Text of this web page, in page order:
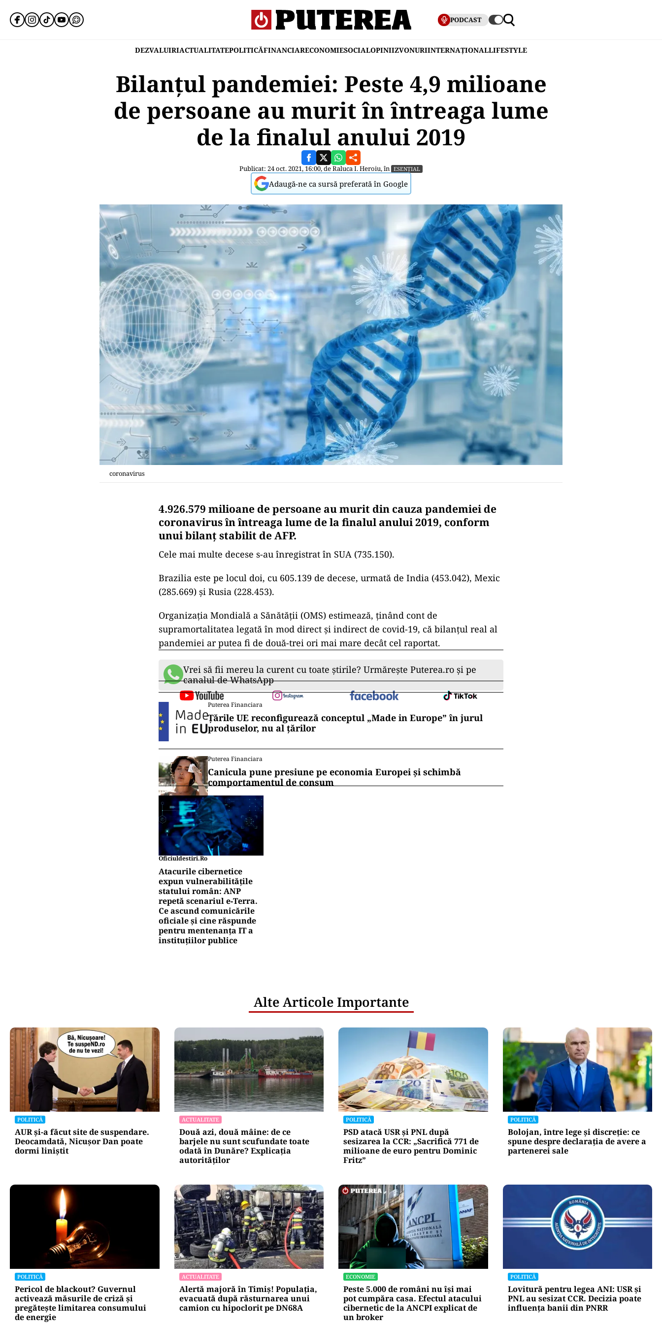
PODCAST
DEZVALUIRIACTUALITATEPOLITICĂFINANCIARECONOMIESOCIALOPINIIZVONURIINTERNAȚIONALLIFESTYLE
Bilanțul pandemiei: Peste 4,9 milioane
de persoane au murit în întreaga lume
de la finalul anului 2019
Publicat: 24 oct. 2021, 16:00, deRaluca I. Heroiu, în ESENȚIAL
Adaugă-ne ca sursă preferată în Google
coronavirus
4.926.579 milioane de persoane au murit din cauza pandemiei de
coronavirus în întreaga lume de la finalul anului 2019, conform
unui bilanţ stabilit de AFP.
Cele mai multe decese s-au înregistrat în SUA (735.150).
Brazilia este pe locul doi, cu 605.139 de decese, urmată de India (453.042), Mexic
(285.669) şi Rusia (228.453).
ad
Organizaţia Mondială a Sănătăţii (OMS) estimează, ţinând cont de
supramortalitatea legată în mod direct şi indirect de covid-19, că bilanţul real al
pandemiei ar putea fi de două-trei ori mai mare decât cel raportat.
Vrei să fii mereu la curent cu toate știrile? Urmărește Puterea.ro și pe
canalul de WhatsApp
Puterea Financiara
Țările UE reconfigurează conceptul „Made in Europe” în jurul
produselor, nu al țărilor
Puterea Financiara
Canicula pune presiune pe economia Europei și schimbă
Oficiuldestiri.ro
Atacurile cibernetice
expun vulnerabilitățile
statului român: ANP
repetă scenariul e‑Terra.
Ce ascund comunicările
oficiale și cine răspunde
pentru mentenanța IT a
instituțiilor publice
POLITICĂ
AUR și-a făcut site de suspendare.
Deocamdată, Nicușor Dan poate
dormi liniștit
ACTUALITATE
Două azi, două mâine: de ce
barjele nu sunt scufundate toate
POLITICĂ
PSD atacă USR și PNL după
sesizarea la CCR: „Sacrifică 771 de
milioane de euro pentru Dominic
POLITICĂ
Bolojan, între lege și discreție: ce
spune despre declarația de avere a